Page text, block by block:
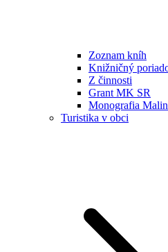
Zoznam kníh
Knižničný
Z činnosti
Grant MK SR
Monografia
Turistika v obci